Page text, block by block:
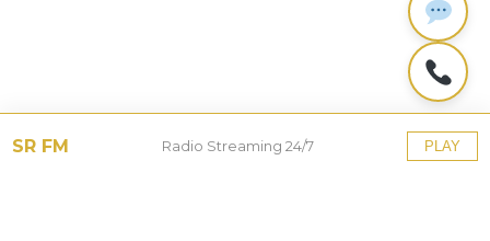
SR FM Radio Streaming 24/7 PLAY